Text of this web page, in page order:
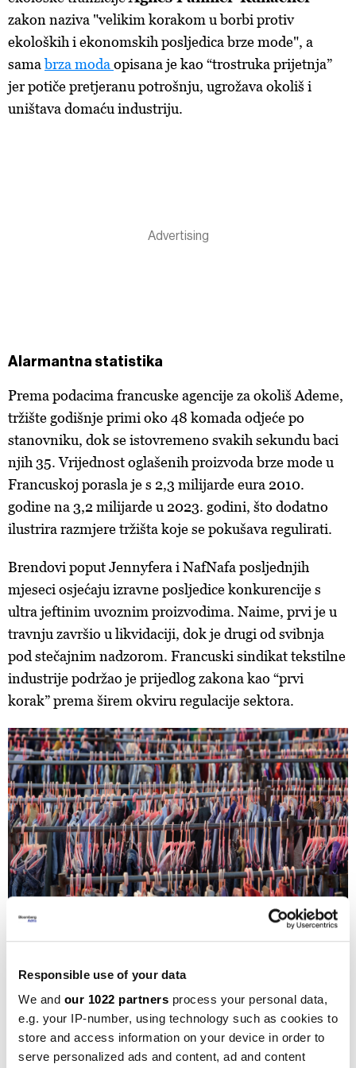
Responsible use of your data
We and our 1022 partners process your personal data,
e.g. your IP-number, using technology such as cookies to
store and access information on your device in order to
serve personalized ads and content, ad and content
zakon naziva "velikim korakom u borbi protiv
ekoloških i ekonomskih posljedica brze mode", a
samabrza modaopisana je kao “trostruka prijetnja”
jer potiče pretjeranu potrošnju, ugrožava okoliš i
uništava domaću industriju.
Alarmantna statistika
Prema podacima francuske agencije za okoliš Ademe,
tržište godišnje primi oko 48 komada odjeće po
stanovniku, dok se istovremeno svakih sekundu baci
njih 35. Vrijednost oglašenih proizvoda brze mode u
Francuskoj porasla je s 2,3 milijarde eura 2010.
godine na 3,2 milijarde u 2023. godini, što dodatno
ilustrira razmjere tržišta koje se pokušava regulirati.
Brendovi poput Jennyfera i NafNafa posljednjih
mjeseci osjećaju izravne posljedice konkurencije s
ultra jeftinim uvoznim proizvodima. Naime, prvi je u
travnju završio u likvidaciji, dok je drugi od svibnja
pod stečajnim nadzorom. Francuski sindikat tekstilne
industrije podržao je prijedlog zakona kao “prvi
korak” prema širem okviru regulacije sektora.
Kompromis i suglasnost iz Bruxellesa
Iako je zakon dobio snažnu podršku u Senatu s 337